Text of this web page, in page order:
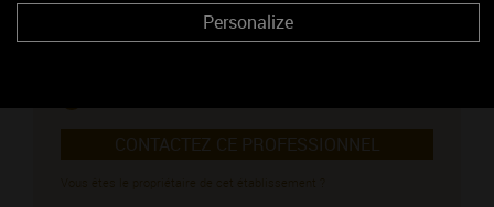
06 10 67 23 17
CONTACTEZ CE PROFESSIONNEL
Personalize